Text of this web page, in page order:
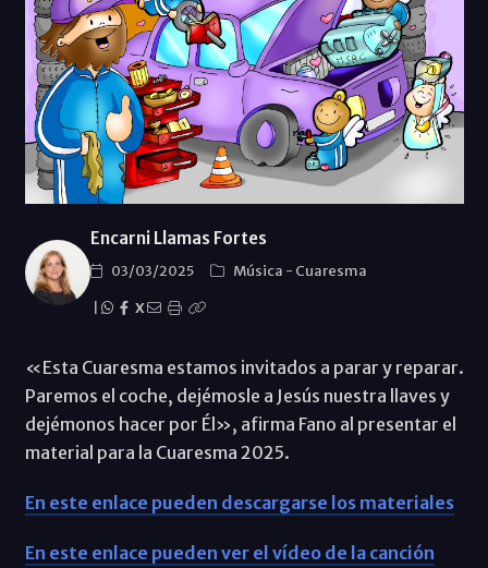
Encarni Llamas Fortes
03/03/2025 Música - Cuaresma
X
«Esta Cuaresma estamos invitados a parar y reparar.
Paremos el coche, dejémosle a Jesús nuestra llaves y
dejémonos hacer por Él», afirma Fano al presentar el
material para la Cuaresma 2025.
En este enlace pueden descargarse los materiales
En este enlace pueden ver el vídeo de la canción